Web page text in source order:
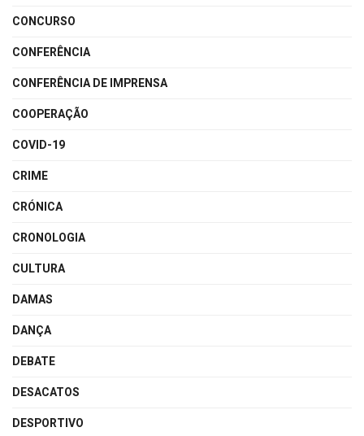
CONCURSO
CONFERÊNCIA
CONFERÊNCIA DE IMPRENSA
COOPERAÇÃO
COVID-19
CRIME
CRÓNICA
CRONOLOGIA
CULTURA
DAMAS
DANÇA
DEBATE
DESACATOS
DESPORTIVO